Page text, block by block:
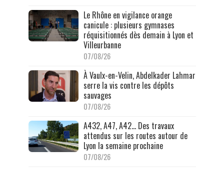
Le Rhône en vigilance orange
canicule : plusieurs gymnases
réquisitionnés dès demain à Lyon et
Villeurbanne
07/08/26
À Vaulx-en-Velin, Abdelkader Lahmar
serre la vis contre les dépôts
sauvages
07/08/26
A432, A47, A42… Des travaux
attendus sur les routes autour de
Lyon la semaine prochaine
07/08/26